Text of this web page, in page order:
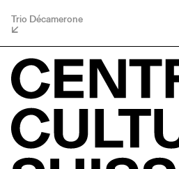
Trio Décamerone